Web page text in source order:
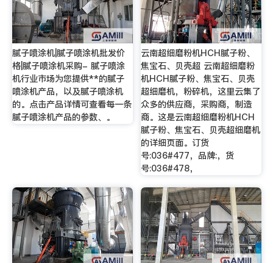
腻子喷涂机|腻子喷涂机批发价
格|腻子喷涂机采购- 腻子喷涂
机行业市场为您提供**的腻子
喷涂机产品，以及腻子喷涂机
的。点击产品详情可查看每一条
腻子喷涂机产品的参数、。
云南超细磨粉机HCH腻子粉、
焦宝石、贝壳超 云南超细磨粉
机HCH腻子粉、焦宝石、贝壳
超细磨机，粉碎机，这里云集了
众多的供应商，采购商，制造
商。这是云南超细磨粉机HCH
腻子粉、焦宝石、贝壳超细磨机
的详细页面。订货
号:036#477，品牌:，货
号:036#478，